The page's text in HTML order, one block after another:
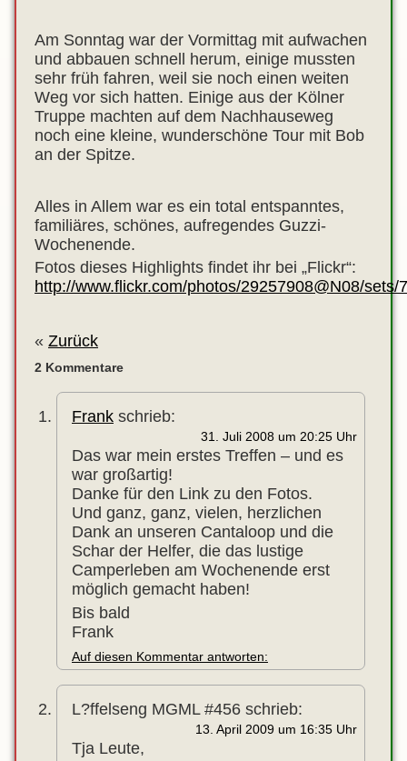
Am Sonntag war der Vormittag mit aufwachen
und abbauen schnell herum, einige mussten
sehr früh fahren, weil sie noch einen weiten
Weg vor sich hatten. Einige aus der Kölner
Truppe machten auf dem Nachhauseweg
noch eine kleine, wunderschöne Tour mit Bob
an der Spitze.
Alles in Allem war es ein total entspanntes,
familiäres, schönes, aufregendes Guzzi-
Wochenende.
Fotos dieses Highlights findet ihr bei „Flickr“:
http://www.flickr.com/photos/29257908@N08/sets/
« Zurück
2 Kommentare
Frank schrieb:
31. Juli 2008 um 20:25 Uhr
Das war mein erstes Treffen – und es
war großartig!
Danke für den Link zu den Fotos.
Und ganz, ganz, vielen, herzlichen
Dank an unseren Cantaloop und die
Schar der Helfer, die das lustige
Camperleben am Wochenende erst
möglich gemacht haben!
Bis bald
Frank
Auf diesen Kommentar antworten:
L?ffelseng MGML #456 schrieb:
13. April 2009 um 16:35 Uhr
Tja Leute,